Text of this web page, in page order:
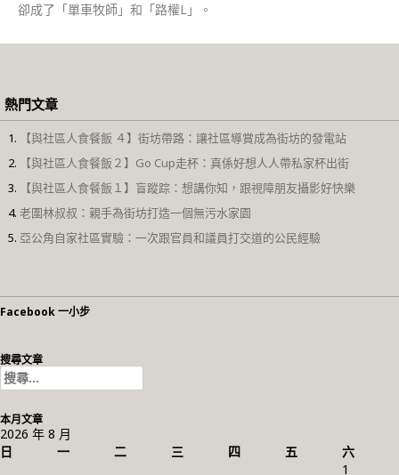
卻成了「單車牧師」和「路權L」。
熱門文章
【與社區人食餐飯 ４】街坊帶路：讓社區導賞成為街坊的發電站
【與社區人食餐飯２】Go Cup走杯：真係好想人人帶私家杯出街
【與社區人食餐飯１】盲蹤踪：想講你知，跟視障朋友攝影好快樂
老圍林叔叔：親手為街坊打造一個無污水家園
亞公角自家社區實驗：一次跟官員和議員打交道的公民經驗
Facebook 一小步
搜尋文章
搜
尋
關
鍵
字:
本月文章
2026 年 8 月
日
一 二 三 四 五
六
1